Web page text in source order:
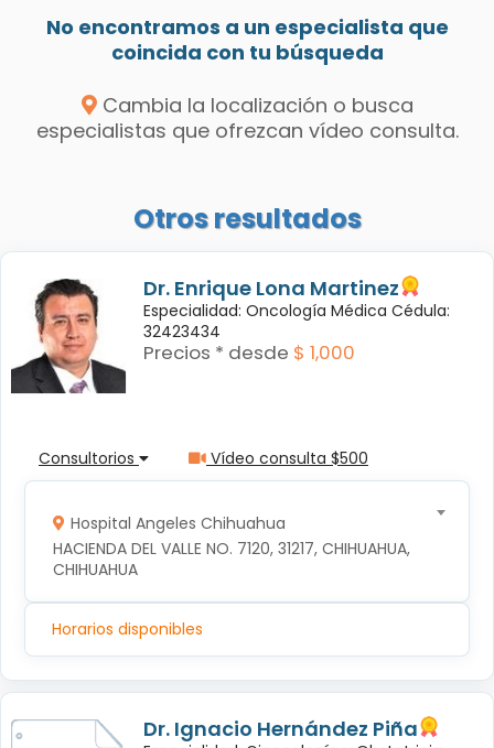
No encontramos a un especialista que
coincida con tu búsqueda
Cambia la localización o busca
especialistas que ofrezcan vídeo consulta.
Otros resultados
Dr. Enrique Lona Martinez
Especialidad: Oncología Médica Cédula:
32423434
Precios * desde $ 1,000
Consultorios Vídeo consulta $500
Hospital Angeles Chihuahua
HACIENDA DEL VALLE NO. 7120, 31217, CHIHUAHUA,
CHIHUAHUA
Horarios disponibles
Dr. Ignacio Hernández Piña